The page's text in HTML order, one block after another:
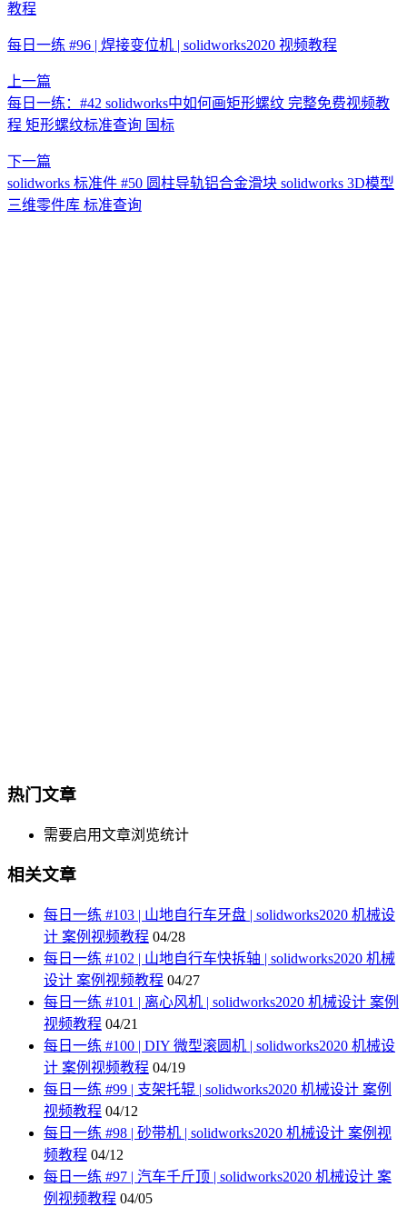
教程
每日一练 #96 | 焊接变位机 | solidworks2020 视频教程
上一篇
每日一练：#42 solidworks中如何画矩形螺纹 完整免费视频教
程 矩形螺纹标准查询 国标
下一篇
solidworks 标准件 #50 圆柱导轨铝合金滑块 solidworks 3D模型
三维零件库 标准查询
热门文章
需要启用文章浏览统计
相关文章
每日一练 #103 | 山地自行车牙盘 | solidworks2020 机械设
计 案例视频教程 04/28
每日一练 #102 | 山地自行车快拆轴 | solidworks2020 机械
设计 案例视频教程 04/27
每日一练 #101 | 离心风机 | solidworks2020 机械设计 案例
视频教程 04/21
每日一练 #100 | DIY 微型滚圆机 | solidworks2020 机械设
计 案例视频教程 04/19
每日一练 #99 | 支架托辊 | solidworks2020 机械设计 案例
视频教程 04/12
每日一练 #98 | 砂带机 | solidworks2020 机械设计 案例视
频教程 04/12
每日一练 #97 | 汽车千斤顶 | solidworks2020 机械设计 案
例视频教程 04/05